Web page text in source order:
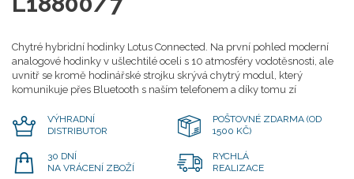
Chytré hybridní hodinky Lotus Connected. Na první pohled moderní
analogové hodinky v ušlechtilé oceli s 10 atmosféry vodotěsnosti, ale
uvnitř se kromě hodinářské strojku skrývá chytrý modul, který
komunikuje přes Bluetooth s naším telefonem a díky tomu zí
VÝHRADNÍ
DISTRIBUTOR
POŠTOVNÉ ZDARMA (OD
1500 KČ)
30 DNÍ
NA VRÁCENÍ ZBOŽÍ
RYCHLÁ
REALIZACE